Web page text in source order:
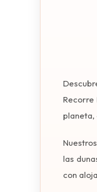
planeta,
las
con